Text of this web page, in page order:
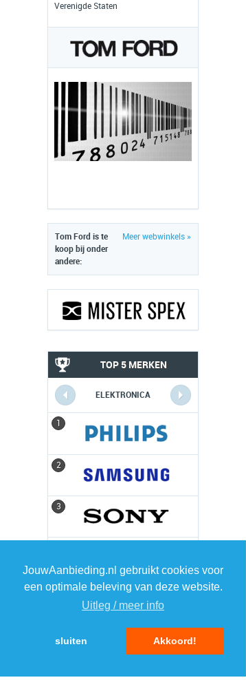
JouwAanbieding.nl gebruikt cookies voor
een optimale beleving van deze website.
Uitleg / meer info
sluiten Akkoord!
Verenigde Staten
Meer webwinkels »
Tom Ford is te
koop bij onder
andere:
TOP 5 MERKEN
ELEKTRONICA
1
2
3
5 5